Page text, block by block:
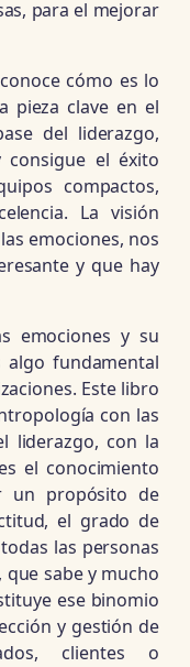
para el mejorar
cómo es lo
pieza clave en el
del liderazgo,
el éxito
compactos,
La visión
emociones, nos
y que hay
emociones y su
algo fundamental
Este libro
con las
liderazgo, con la
el conocimiento
un propósito de
el grado de
las personas
sabe y mucho
ese binomio
y gestión de
clientes o